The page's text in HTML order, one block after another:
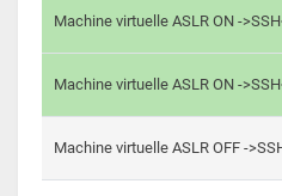
Machine virtuelle ASLR ON -
Machine virtuelle ASLR ON -
Machine virtuelle ASLR OFF -